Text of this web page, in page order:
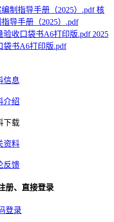
核
导手册（2025）.pdf
2025
袋书A6打印版.pdf
信息
介绍
下载
资料
反馈
册、直接登录
登录